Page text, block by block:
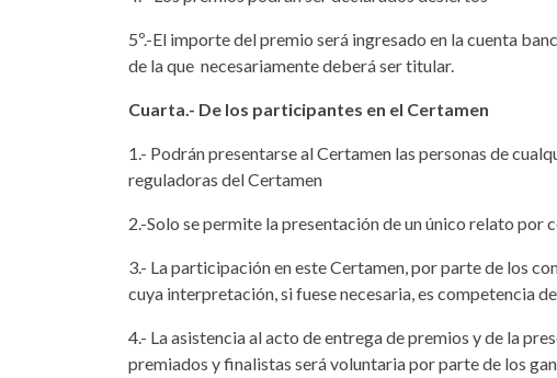
5º.-El importe del premio será ingresado en la cuenta
de la que necesariamente deberá ser titular.
Cuarta.- De los participantes en el Certamen
1.- Podrán presentarse al Certamen las personas de
reguladoras del Certamen
2.-Solo se permite la presentación de un único relato por
3.- La participación en este Certamen, por parte de los
cuya interpretación, si fuese necesaria, es competencia
4.- La asistencia al acto de entrega de premios y de la
premiados y finalistas será voluntaria por parte de los